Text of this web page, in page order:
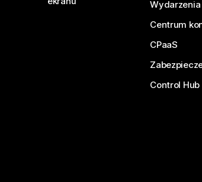
Wydarzenia
Centrum
CPaaS
Control Hub